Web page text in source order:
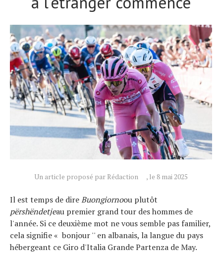
Un article proposé par Rédaction , le 8 mai 2025
Il est temps de direBuongiornoou plutôt
përshëndetjeau premier grand tour des hommes de
l'année. Si ce deuxième mot ne vous semble pas familier,
cela signifie « bonjour '' en albanais, la langue du pays
hébergeant ce Giro d'Italia Grande Partenza de May.